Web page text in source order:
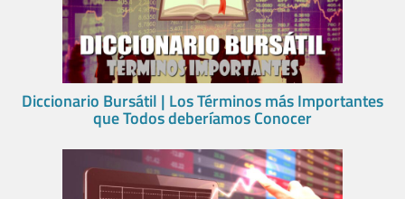
Diccionario Bursátil | Los Términos más Importantes
que Todos deberíamos Conocer